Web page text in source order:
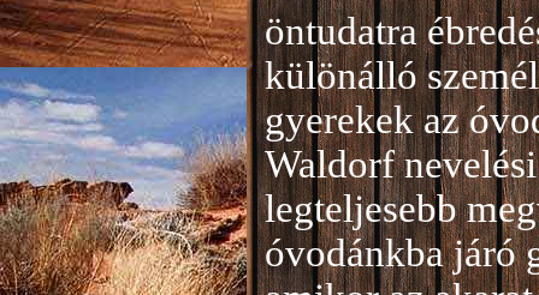
öntudatra
különálló
gyerekek az
Waldorf
legteljesebb
óvodánkba járó